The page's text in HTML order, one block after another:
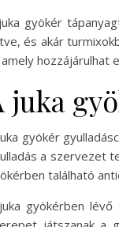
gyökér
és akár
hozzájárulhat
juka
gyökér
a szervezet
található
gyökérben lévő